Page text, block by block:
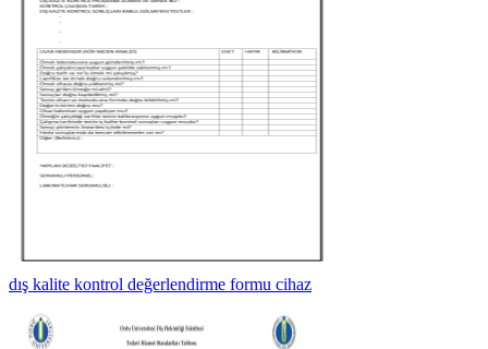
dış kalite kontrol değerlendirme formu cihaz